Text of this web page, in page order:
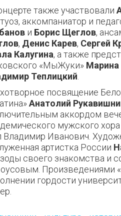
также участвовали
аккомпаниатор и
и Борис Щеглов,
, Денис Карев, Сергей
Калугина, а также
«МыЖуки» Марина
Теплицкий
посвящение
Анатолий
аккордом
мужского
Владимир Иванович.
артистка России
своего знакомства и
Произведениями
гордости